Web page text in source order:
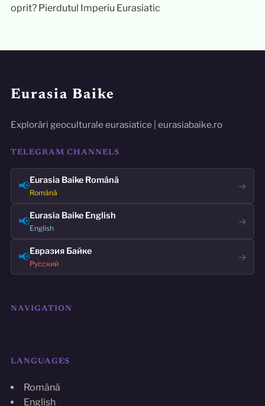
oprit? Pierdutul Imperiu Eurasiatic
Eurasia Baike
Explorări geoculturale eurasiatice | eurasiabaike.ro
TELEGRAM CHANNELS
📢Eurasia Baike Română
Română
→
📢Eurasia Baike English
English
→
📢Евразия Байке
Русский
→
NAVIGATION
LANGUAGES
Română
English